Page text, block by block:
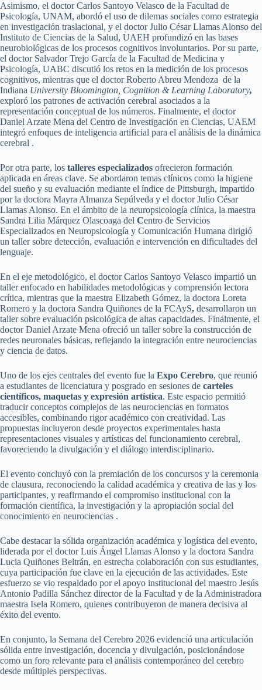
Asimismo, el doctor Carlos Santoyo Velasco de la Facultad de
Psicología, UNAM, abordó el uso de dilemas sociales como estrategia
en investigación traslacional, y el doctor Julio César Llamas Alonso del
Instituto de Ciencias de la Salud, UAEH profundizó en las bases
neurobiológicas de los procesos cognitivos involuntarios. Por su parte,
el doctor Salvador Trejo García de la Facultad de Medicina y
Psicología, UABC discutió los retos en la medición de los procesos
cognitivos, mientras que el doctor Roberto Abreu Mendoza de la
Indiana University Bloomington, Cognition & Learning Laboratory,
exploró los patrones de activación cerebral asociados a la
representación conceptual de los números. Finalmente, el doctor
Daniel Arzate Mena del Centro de Investigación en Ciencias, UAEM
integró enfoques de inteligencia artificial para el análisis de la dinámica
cerebral .
Por otra parte, los talleres especializados ofrecieron formación
aplicada en áreas clave. Se abordaron temas clínicos como la higiene
del sueño y su evaluación mediante el índice de Pittsburgh, impartido
por la doctora Mayra Almanza Sepúlveda y el doctor Julio César
Llamas Alonso. En el ámbito de la neuropsicología clínica, la maestra
Sandra Lilia Márquez Olascoaga del Centro de Servicios
Especializados en Neuropsicología y Comunicación Humana dirigió
un taller sobre detección, evaluación e intervención en dificultades del
lenguaje.
En el eje metodológico, el doctor Carlos Santoyo Velasco impartió un
taller enfocado en habilidades metodológicas y comprensión lectora
crítica, mientras que la maestra Elizabeth Gómez, la doctora Loreta
Romero y la doctora Sandra Quiñones de la FCAyS, desarrollaron un
taller sobre evaluación psicológica de altas capacidades. Finalmente, el
doctor Daniel Arzate Mena ofreció un taller sobre la construcción de
redes neuronales básicas, reflejando la integración entre neurociencias
y ciencia de datos.
Uno de los ejes centrales del evento fue la Expo Cerebro, que reunió
a estudiantes de licenciatura y posgrado en sesiones de carteles
científicos, maquetas y expresión artística. Este espacio permitió
traducir conceptos complejos de las neurociencias en formatos
accesibles, combinando rigor académico con creatividad. Las
propuestas incluyeron desde proyectos experimentales hasta
representaciones visuales y artísticas del funcionamiento cerebral,
favoreciendo la divulgación y el diálogo interdisciplinario.
El evento concluyó con la premiación de los concursos y la ceremonia
de clausura, reconociendo la calidad académica y creativa de las y los
participantes, y reafirmando el compromiso institucional con la
formación científica, la investigación y la apropiación social del
conocimiento en neurociencias .
Cabe destacar la sólida organización académica y logística del evento,
liderada por el doctor Luis Ángel Llamas Alonso y la doctora Sandra
Lucia Quiñones Beltrán, en estrecha colaboración con sus estudiantes,
cuya participación fue clave en la ejecución de las actividades. Este
esfuerzo se vio respaldado por el apoyo institucional del maestro Jesús
Antonio Padilla Sánchez director de la Facultad y de la Administradora
maestra Isela Romero, quienes contribuyeron de manera decisiva al
éxito del evento.
En conjunto, la Semana del Cerebro 2026 evidenció una articulación
sólida entre investigación, docencia y divulgación, posicionándose
como un foro relevante para el análisis contemporáneo del cerebro
desde múltiples perspectivas.